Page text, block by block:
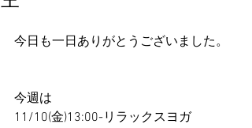
今日も一日ありがとうございました。
今週は
11/10(金)13:00-リラックスヨガ